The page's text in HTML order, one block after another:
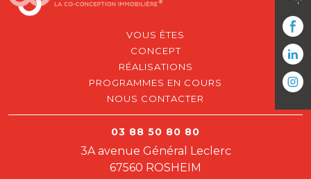
VOUS ÊTES
CONCEPT
RÉALISATIONS
PROGRAMMES EN COURS
NOUS CONTACTER
03 88 50 80 80
3A avenue Général Leclerc
67560 ROSHEIM